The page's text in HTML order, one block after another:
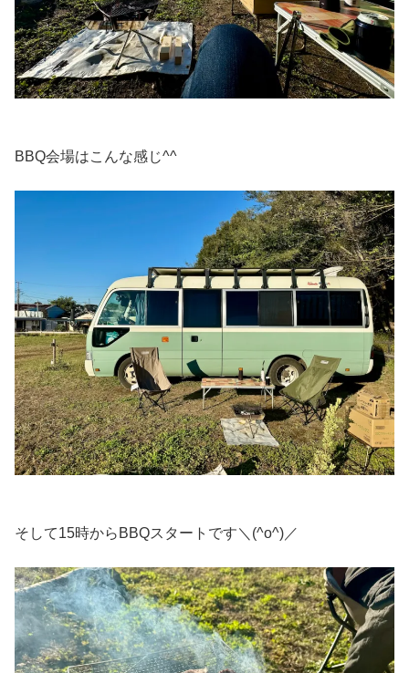
BBQ会場はこんな感じ^^
そして15時からBBQスタートです＼(^o^)／